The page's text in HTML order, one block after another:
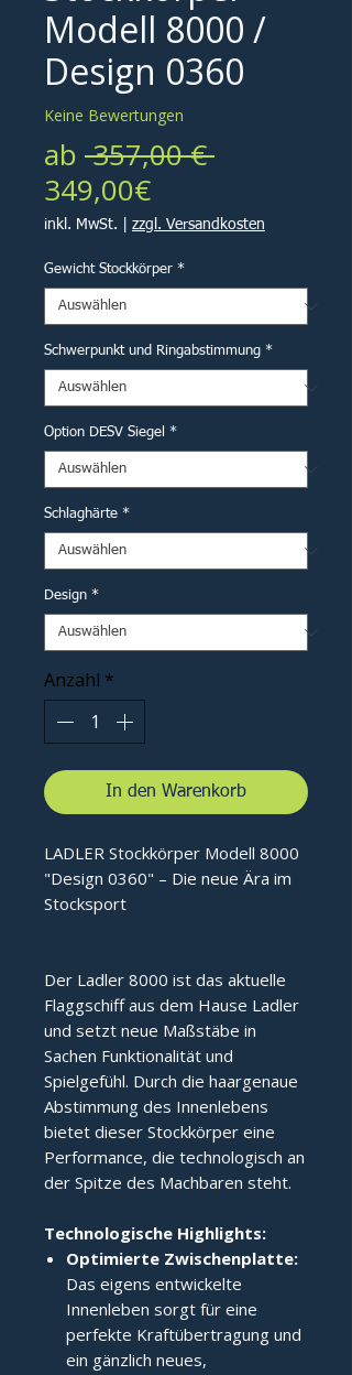
Modell 8000 /
Design 0360
Keine Bewertungen
ab 357,00 €
349,00€Sale-
Preis
inkl. MwSt. zzgl. Versandkosten
Gewicht Stockkörper *
Schwerpunkt und Ringabstimmung *
Option DESV Siegel *
Schlaghärte *
Design *
Anzahl *
In den Warenkorb
LADLER Stockkörper Modell 8000
"Design 0360" – Die neue Ära im
Stocksport
Der Ladler 8000 ist das aktuelle
Flaggschiff aus dem Hause Ladler
und setzt neue Maßstäbe in
Sachen Funktionalität und
Spielgefühl. Durch die haargenaue
Abstimmung des Innenlebens
bietet dieser Stockkörper eine
Performance, die technologisch an
der Spitze des Machbaren steht.
Technologische Highlights:
Optimierte Zwischenplatte:
Das eigens entwickelte
Innenleben sorgt für eine
perfekte Kraftübertragung und
ein gänzlich neues,